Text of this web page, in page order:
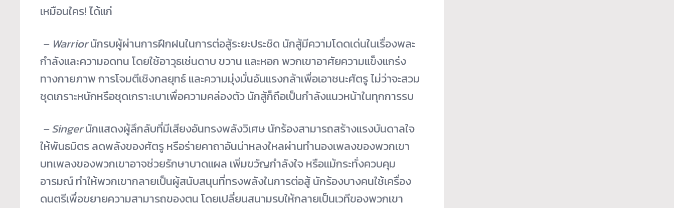
เหมือนใคร! ได้แก่
– Warriorนักรบผู้ผ่านการฝึกฝนในการต่อสู้ระยะประชิด นักสู้มีความโดดเด่นในเรื่องพละ
กำลังและความอดทน โดยใช้อาวุธเช่นดาบ ขวาน และหอก พวกเขาอาศัยความแข็งแกร่ง
ทางกายภาพ การโจมตีเชิงกลยุทธ์ และความมุ่งมั่นอันแรงกล้าเพื่อเอาชนะศัตรู ไม่ว่าจะสวม
ชุดเกราะหนักหรือชุดเกราะเบาเพื่อความคล่องตัว นักสู้ก็ถือเป็นกำลังแนวหน้าในทุกการรบ
– Singerนักแสดงผู้ลึกลับที่มีเสียงอันทรงพลังวิเศษ นักร้องสามารถสร้างแรงบันดาลใจ
ให้พันธมิตร ลดพลังของศัตรู หรือร่ายคาถาอันน่าหลงใหลผ่านทำนองเพลงของพวกเขา
บทเพลงของพวกเขาอาจช่วยรักษาบาดแผล เพิ่มขวัญกำลังใจ หรือแม้กระทั่งควบคุม
อารมณ์ ทำให้พวกเขากลายเป็นผู้สนับสนุนที่ทรงพลังในการต่อสู้ นักร้องบางคนใช้เครื่อง
ดนตรีเพื่อขยายความสามารถของตน โดยเปลี่ยนสนามรบให้กลายเป็นเวทีของพวกเขา